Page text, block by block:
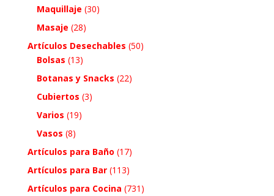
Maquillaje (30)
Masaje (28)
Artículos Desechables (50)
Bolsas (13)
Botanas y Snacks (22)
Cubiertos (3)
Varios (19)
Vasos (8)
Artículos para Baño (17)
Artículos para Bar (113)
Artículos para Cocina (731)